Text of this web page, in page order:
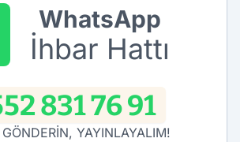
WhatsApp
İhbar Hattı
831 76 91
YAYINLAYALIM!